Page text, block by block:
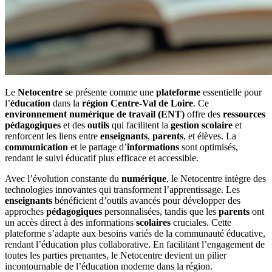
Le Netocentre se présente comme une plateforme essentielle pour
l’éducation dans la région Centre-Val de Loire. Ce
environnement numérique de travail (ENT) offre des ressources
pédagogiques et des outils qui facilitent la gestion scolaire et
renforcent les liens entre enseignants, parents, et élèves. La
communication et le partage d’informations sont optimisés,
rendant le suivi éducatif plus efficace et accessible.
Avec l’évolution constante du numérique, le Netocentre intègre des
technologies innovantes qui transforment l’apprentissage. Les
enseignants bénéficient d’outils avancés pour développer des
approches pédagogiques personnalisées, tandis que les parents ont
un accès direct à des informations scolaires cruciales. Cette
plateforme s’adapte aux besoins variés de la communauté éducative,
rendant l’éducation plus collaborative. En facilitant l’engagement de
toutes les parties prenantes, le Netocentre devient un pilier
incontournable de l’éducation moderne dans la région.